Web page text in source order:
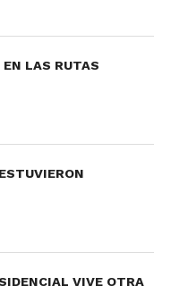
LAS RUTAS
VIVE OTRA